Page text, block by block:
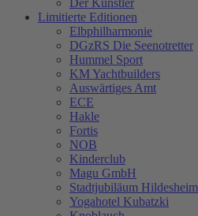
Der Künstler
Limitierte Editionen
Elbphilharmonie
DGzRS Die Seenotretter
Hummel Sport
KM Yachtbuilders
Auswärtiges Amt
ECE
Hakle
Fortis
NOB
Kinderclub
Magu GmbH
Stadtjubiläum Hildesheim
Yogahotel Kubatzki